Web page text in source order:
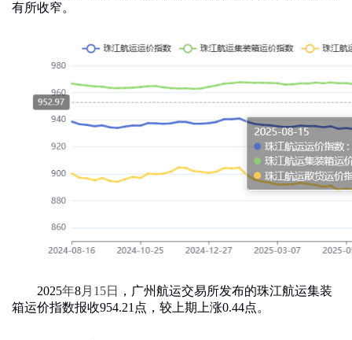
有所收窄。
2025年8月 15日
，广州航运交易所发布的珠江航运集装
箱运价指数报收954.21 点，较上期上涨0.44点。